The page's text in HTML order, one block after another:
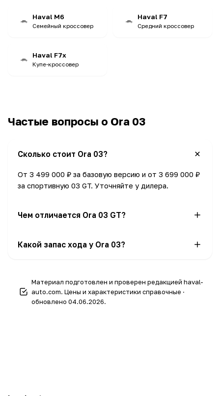
Haval M6
Семейный кроссовер
Haval F7
Средний кроссовер
Haval F7x
Купе-кроссовер
Частые вопросы о Ora 03
Сколько стоит Ora 03?
От 3 499 000 ₽ за базовую версию и от 3 699 000 ₽
за спортивную 03 GT. Уточняйте у дилера.
Чем отличается Ora 03 GT?
версия (разгон 0–100 за 8.3 с против 8.6 с), при той
Какой запас хода у Ora 03?
Материал подготовлен и проверен редакцией haval-
auto.com. Цены и характеристики справочные ·
обновлено 04.06.2026.